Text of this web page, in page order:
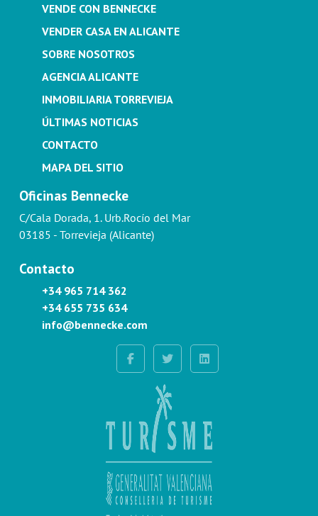
VENDE CON BENNECKE
VENDER CASA EN ALICANTE
SOBRE NOSOTROS
AGENCIA ALICANTE
INMOBILIARIA TORREVIEJA
ÚLTIMAS NOTICIAS
CONTACTO
MAPA DEL SITIO
Oficinas Bennecke
C/Cala Dorada, 1. Urb.Rocío del Mar
03185 - Torrevieja (Alicante)
Contacto
+34 965 714 362
+34 655 735 634
info@bennecke.com